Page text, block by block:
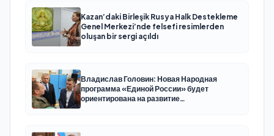
Kazan’daki Birleşik Rusya Halk Destekleme
Genel Merkezi’nde felsefi resimlerden
oluşan bir sergi açıldı
Владислав Головин: Новая Народная
программа «Единой России» будет
ориентирована на развитие